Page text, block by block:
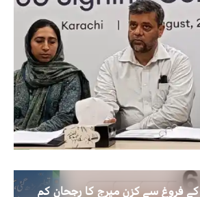
فروغ سے کزن میرج کا رجحان کم